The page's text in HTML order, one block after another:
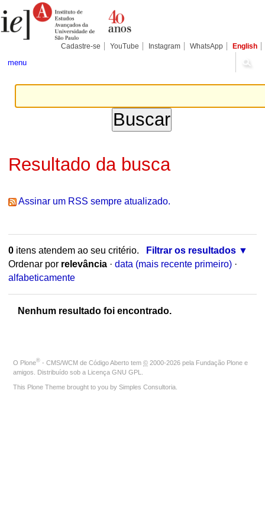
para
conteúdo.
Pessoais
Cadastre-se YouTube Instagram WhatsApp English
menu
Resultado da busca
Assinar um RSS sempre atualizado.
0itens atendem ao seu critério.
Filtrar os resultados
Ordenar por relevância · data (mais recente primeiro) ·
alfabeticamente
Nenhum resultado foi encontrado.
O Plone® - CMS/WCM de Código Aberto tem © 2000-2026 pela Fundação Plone e
amigos. Distribuído sob a Licença GNU GPL
This Plone Theme brought to you by Simples Consultoria